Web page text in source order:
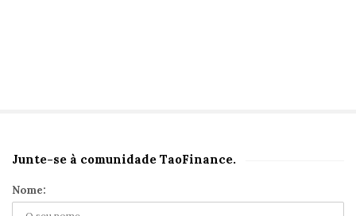
S
i
t
Junte-se à comunidade TaoFinance.
Nome: